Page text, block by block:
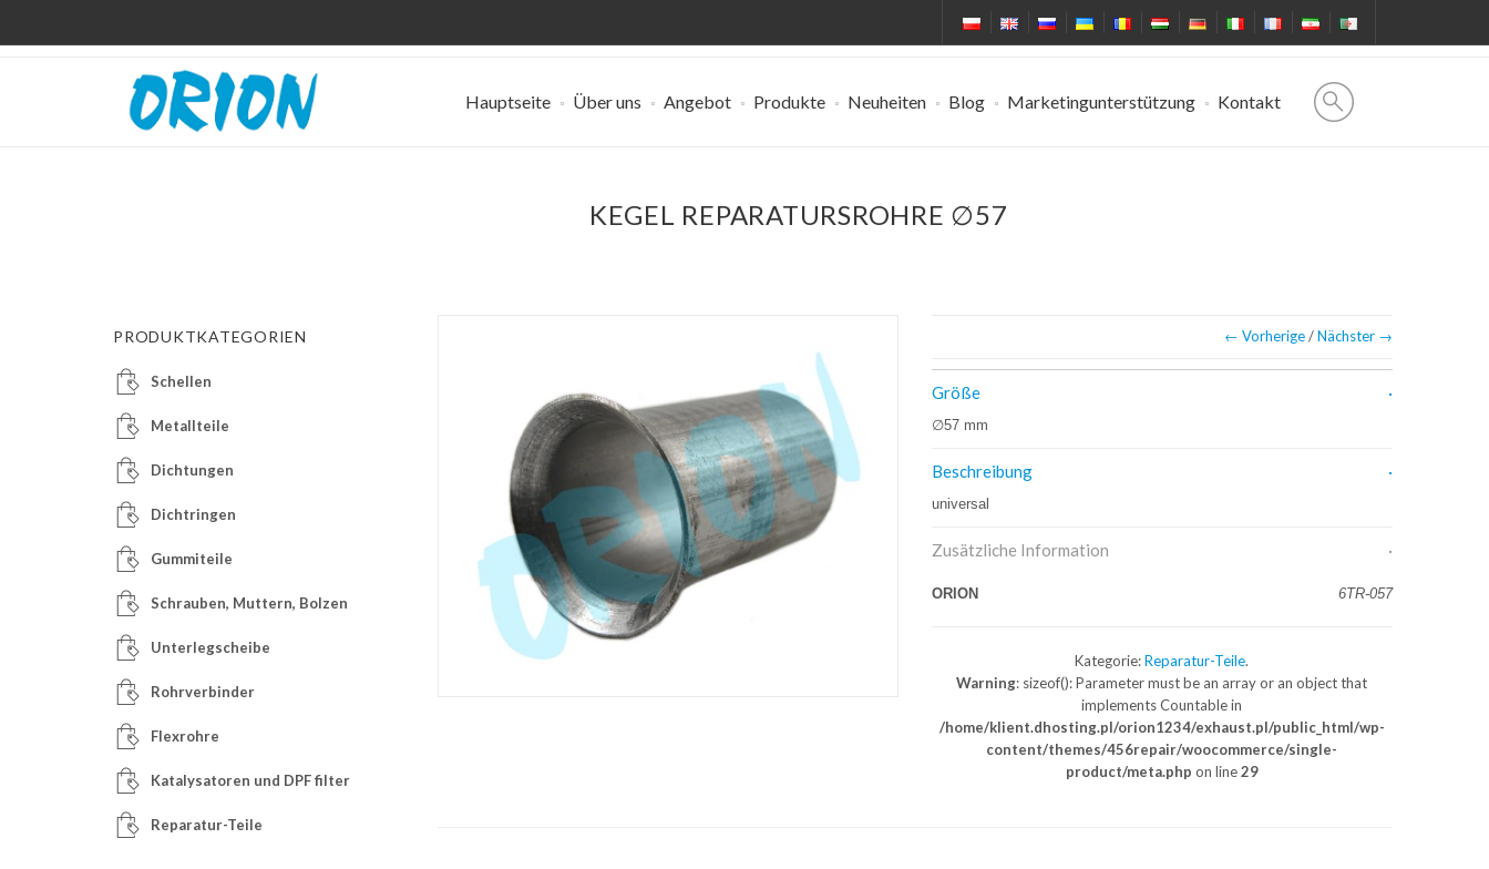
Kontakt
Marketingunterstützung
Blog
Neuheiten
Produkte
Angebot
Über uns
Hauptseite
KEGEL REPARATURSROHRE ∅57
← Vorherige/Nächster →
Größe
∅57 mm
Beschreibung
universal
Zusätzliche Information
ORION 6TR-057
Kategorie:Reparatur-Teile.
Warning: sizeof(): Parameter must be an array or an object that
implements Countable in
/home/klient.dhosting.pl/orion1234/exhaust.pl/public_html/wp-
content/themes/456repair/woocommerce/single-
product/meta.php on line29
PRODUKTKATEGORIEN
Schellen
Metallteile
Dichtungen
Dichtringen
Gummiteile
Schrauben, Muttern, Bolzen
Unterlegscheibe
Rohrverbinder
Flexrohre
Katalysatoren und DPF filter
Reparatur-Teile